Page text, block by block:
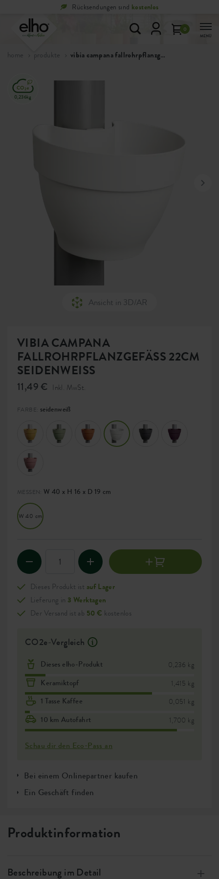
Rücksendungen sind kostenlos
0
MENÜ
home produkte vibia campana fallrohrpflanzgefäss
VIBIA CAMPANA
FALLROHRPFLANZGEFÄSS 22CM
SEIDENWEISS
11,49 € Inkl. MwSt.
FARBE: seidenweiß
MESSEN: W 40 x H 16 x D 19 cm
W 40 cm
Dieses Produkt ist auf Lager
Lieferung in 3 Werktagen
Der Versand ist ab 50 € kostenlos
CO2e-Vergleich
Dieses elho-Produkt 0,236 kg
Keramiktopf 1,415 kg
1 Tasse Kaffee 0,051 kg
10 km Autofahrt 1,700 kg
Schau dir den Eco-Pass an
Bei einem Onlinepartner kaufen
Ein Geschäft finden
0,236kg
Ansicht in 3D/AR
Produktinformation
Beschreibung im Detail